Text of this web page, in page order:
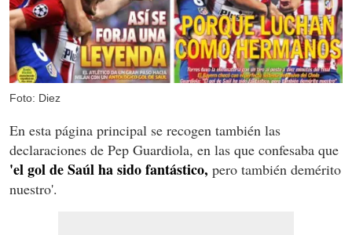
Foto: Diez
En esta página principal se recogen también las
declaraciones de Pep Guardiola, en las que confesaba que
'el gol de Saúl ha sido fantástico, pero también demérito
nuestro'.